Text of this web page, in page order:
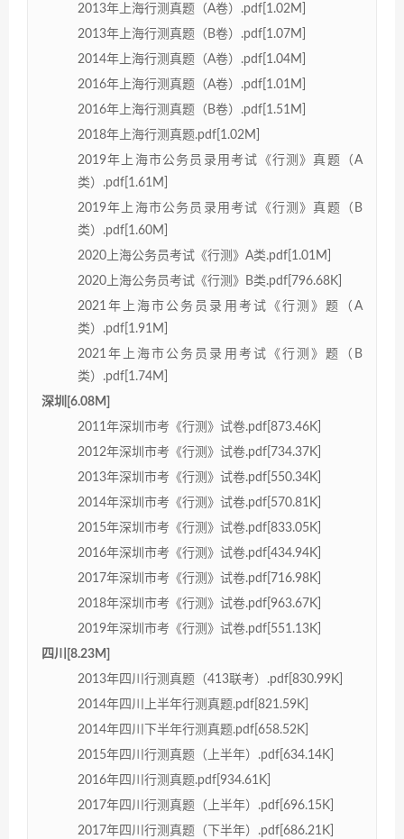
2013年上海行测真题（A卷）.pdf[1.02M]
2013年上海行测真题（B卷）.pdf[1.07M]
2014年上海行测真题（A卷）.pdf[1.04M]
2016年上海行测真题（A卷）.pdf[1.01M]
2016年上海行测真题（B卷）.pdf[1.51M]
2018年上海行测真题.pdf[1.02M]
2019年上海市公务员录用考试《行测》真题（A
类）.pdf[1.61M]
2019年上海市公务员录用考试《行测》真题（B
类）.pdf[1.60M]
2020上海公务员考试《行测》A类.pdf[1.01M]
2020上海公务员考试《行测》B类.pdf[796.68K]
2021年上海市公务员录用考试《行测》题（A
类）.pdf[1.91M]
2021年上海市公务员录用考试《行测》题（B
类）.pdf[1.74M]
深圳[6.08M]
2011年深圳市考《行测》试卷.pdf[873.46K]
2012年深圳市考《行测》试卷.pdf[734.37K]
2013年深圳市考《行测》试卷.pdf[550.34K]
2014年深圳市考《行测》试卷.pdf[570.81K]
2015年深圳市考《行测》试卷.pdf[833.05K]
2016年深圳市考《行测》试卷.pdf[434.94K]
2017年深圳市考《行测》试卷.pdf[716.98K]
2018年深圳市考《行测》试卷.pdf[963.67K]
2019年深圳市考《行测》试卷.pdf[551.13K]
四川[8.23M]
2013年四川行测真题（413联考）.pdf[830.99K]
2014年四川上半年行测真题.pdf[821.59K]
2014年四川下半年行测真题.pdf[658.52K]
2015年四川行测真题（上半年）.pdf[634.14K]
2016年四川行测真题.pdf[934.61K]
2017年四川行测真题（上半年）.pdf[696.15K]
2017年四川行测真题（下半年）.pdf[686.21K]